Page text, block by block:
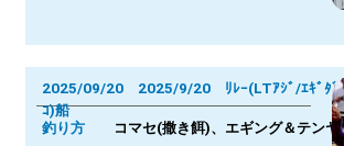
2025/09/20 2025/9/20 ﾘﾚｰ(LTｱｼﾞ/ｴｷﾞﾀﾞ
ｺ)船
釣り方
コマセ(撒き餌)、エギング＆テンヤ